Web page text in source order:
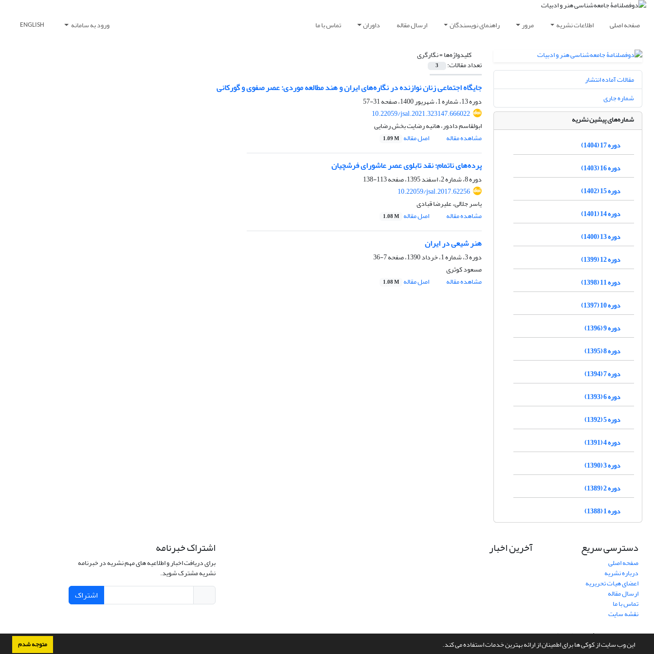
این وب سایت از کوکی ها برای اطمینان از ارائه بهترین خدمات استفاده می کند. متوجه شدم
صفحه اصلی اطلاعات نشریه مرور راهنمای نویسندگان ارسال مقاله داوران تماس با ما ورود به سامانه ENGLISH
کلیدواژه‌ها =نگارگری
تعداد مقالات: 3
جایگاه اجتماعی زنان نوازنده در نگاره‌های ایران و هند مطالعه موردی: عصر صفوی و گورکانی
دوره 13، شماره 1، شهریور 1400، صفحه
31-57
10.22059/jsal.2021.323147.666022
ابولقاسم دادور، هانیه رضایت بخش رضایی
مشاهده مقاله
اصل مقاله 1.09 M
پرده‌های ناتمام؛ نقد تابلوی عصر عاشورای فرشچیان
دوره 8، شماره 2، اسفند 1395، صفحه
113-138
10.22059/jsal.2017.62256
یاسر جلالی، علیرضا قبادی
مشاهده مقاله
اصل مقاله 1.08 M
هنر شیعی در ایران
دوره 3، شماره 1، خرداد 1390، صفحه
7-36
مسعود کوثری
مشاهده مقاله
اصل مقاله 1.08 M
مقالات آماده انتشار
شماره جاری
شماره‌های پیشین نشریه
دوره 17 (1404)
دوره 16 (1403)
دوره 15 (1402)
دوره 14 (1401)
دوره 13 (1400)
دوره 12 (1399)
دوره 11 (1398)
دوره 10 (1397)
دوره 9 (1396)
دوره 8 (1395)
دوره 7 (1394)
دوره 6 (1393)
دوره 5 (1392)
دوره 4 (1391)
دوره 3 (1390)
دوره 2 (1389)
دوره 1 (1388)
دسترسی سریع
صفحه اصلی
درباره نشریه
اعضای هیات تحریریه
ارسال مقاله
تماس با ما
نقشه سایت
آخرین اخبار اشتراک خبرنامه
برای دریافت اخبار و اطلاعیه های مهم نشریه در خبرنامه
نشریه مشترک شوید.
اشتراک
سامانه مدیریت نشریات علمی.طراحی و پیاده سازی ازسیناوب